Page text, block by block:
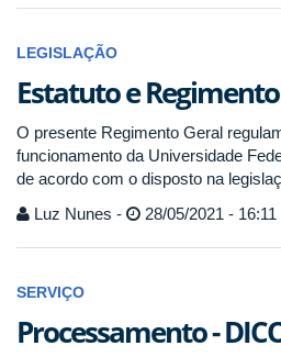
LEGISLAÇÃO
Estatuto e
O presente Regimento Geral
funcionamento da Universidade
de acordo com o disposto na
Luz Nunes -
28/05/2021 - 16:11
SERVIÇO
Processamento -